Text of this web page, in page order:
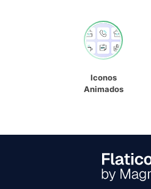
Iconos
Animados